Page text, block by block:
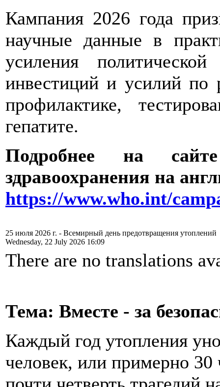
Кампания 2026 года
научные данные в
усиления
инвестиций и усилий по
профилактике,
гепатите.
Подробнее на
здравоохранения на
https://www.who.int/
25 июля 2026 г. - Всемирный день предотвращения утоплений
Wednesday, 22 July 2026 16:09
There are no translations
Тема: Вместе - за
Каждый год утопления
человек, или примерно